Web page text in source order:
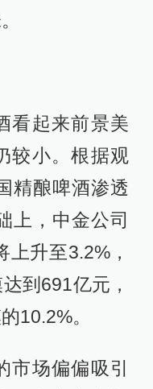
看起来前景美
较小。根据观
精酿啤酒渗透
上，中金公司
升至3.2%，
到691亿元，
10.2%。
场偏偏吸引